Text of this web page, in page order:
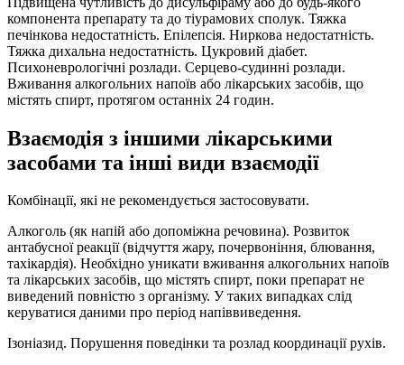
компонента препарату та до тіурамових сполук. Тяжка
печінкова недостатність. Епілепсія. Ниркова недостатність.
Тяжка дихальна недостатність. Цукровий діабет.
Психоневрологічні розлади. Серцево-судинні розлади.
Вживання алкогольних напоїв або лікарських засобів, що
містять спирт, протягом останніх 24 годин.
Взаємодія з іншими лікарськими
засобами та інші види взаємодії
Комбінації, які не рекомендується застосовувати.
Алкоголь (як напій або допоміжна речовина). Розвиток
антабусної реакції (відчуття жару, почервоніння, блювання,
тахікардія). Необхідно уникати вживання алкогольних напоїв
та лікарських засобів, що містять спирт, поки препарат не
виведений повністю з організму. У таких випадках слід
керуватися даними про період напіввиведення.
Ізоніазид. Порушення поведінки та розлад координації рухів.